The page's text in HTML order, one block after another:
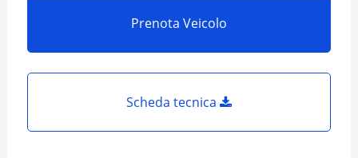
Prenota Veicolo
Scheda tecnica